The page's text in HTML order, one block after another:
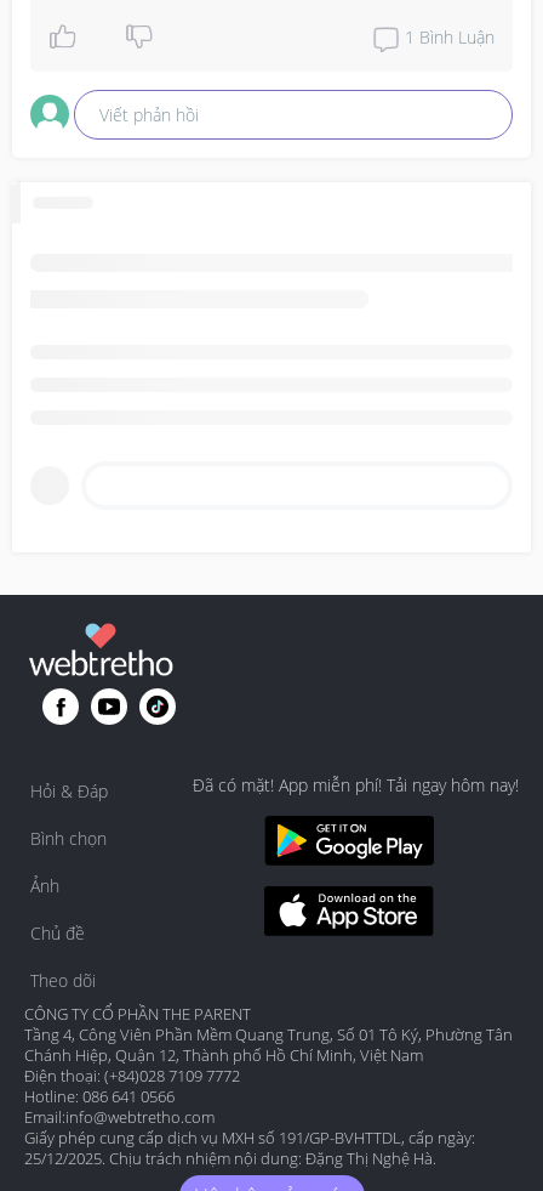
1 Bình Luận
Viết phản hồi
Hỏi & Đáp
Bình chọn
Ảnh
Chủ đề
Theo dõi
Đã có mặt! App miễn phí! Tải ngay hôm nay!
CÔNG TY CỔ PHẦN THE PARENT
Tầng 4, Công Viên Phần Mềm Quang Trung, Số 01 Tô Ký, Phường Tân
Chánh Hiệp, Quận 12, Thành phố Hồ Chí Minh, Việt Nam
Điện thoại: (+84)028 7109 7772
Hotline: 086 641 0566
Email:info@webtretho.com
Giấy phép cung cấp dịch vụ MXH số 191/GP-BVHTTDL, cấp ngày:
25/12/2025. Chịu trách nhiệm nội dung: Đặng Thị Nghệ Hà.